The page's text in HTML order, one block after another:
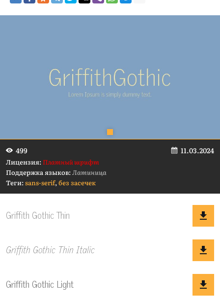
499 11.03.2024
Лицензия:Платный шрифт
Поддержка языков:Латиница
Теги:sans-serif,без засечек